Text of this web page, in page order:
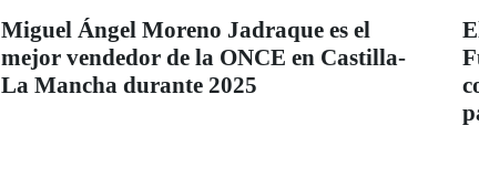
Miguel Ángel Moreno Jadraque es el
mejor vendedor de la ONCE en Castilla-
La Mancha durante 2025